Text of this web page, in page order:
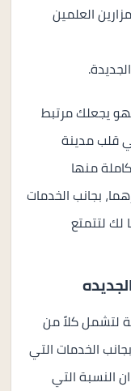
العلمين
يجعلك مرتبط
قلب مدينة
منها
بجانب الخدمات
لك لتتمتع
لتشمل كلاً من
الخدمات التي
النسبة التي